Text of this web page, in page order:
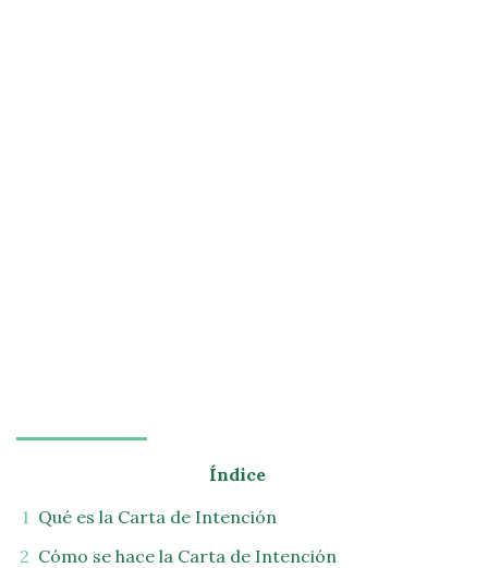
Índice
Qué es la Carta de Intención
Cómo se hace la Carta de Intención